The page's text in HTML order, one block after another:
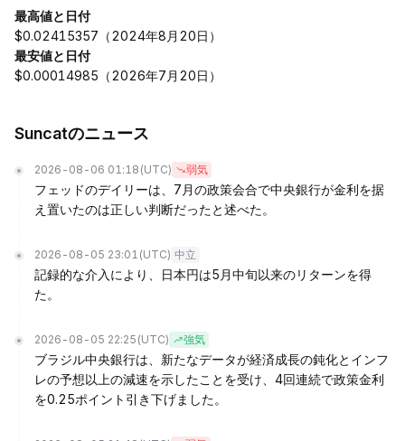
最高値と日付
$0.02415357（2024年8月20日）
最安値と日付
$0.00014985（2026年7月20日）
Suncatのニュース
2026-08-06 01:18 (UTC) 弱気
フェッドのデイリーは、7月の政策会合で中央銀行が金利を据
え置いたのは正しい判断だったと述べた。
2026-08-05 23:01 (UTC) 中立
記録的な介入により、日本円は5月中旬以来のリターンを得
た。
2026-08-05 22:25 (UTC) 強気
ブラジル中央銀行は、新たなデータが経済成長の鈍化とインフ
レの予想以上の減速を示したことを受け、4回連続で政策金利
を0.25ポイント引き下げました。